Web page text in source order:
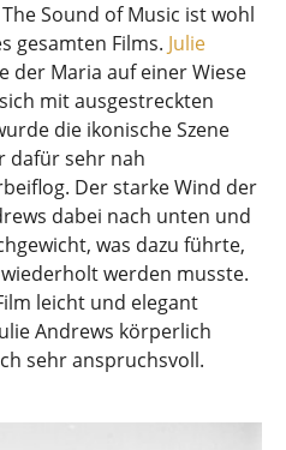
Sound of Music ist wohl
gesamten Films. Julie
der Maria auf einer Wiese
mit ausgestreckten
die ikonische Szene
dafür sehr nah
Der starke Wind der
dabei nach unten und
was dazu führte,
werden musste.
leicht und elegant
Andrews körperlich
sehr anspruchsvoll.